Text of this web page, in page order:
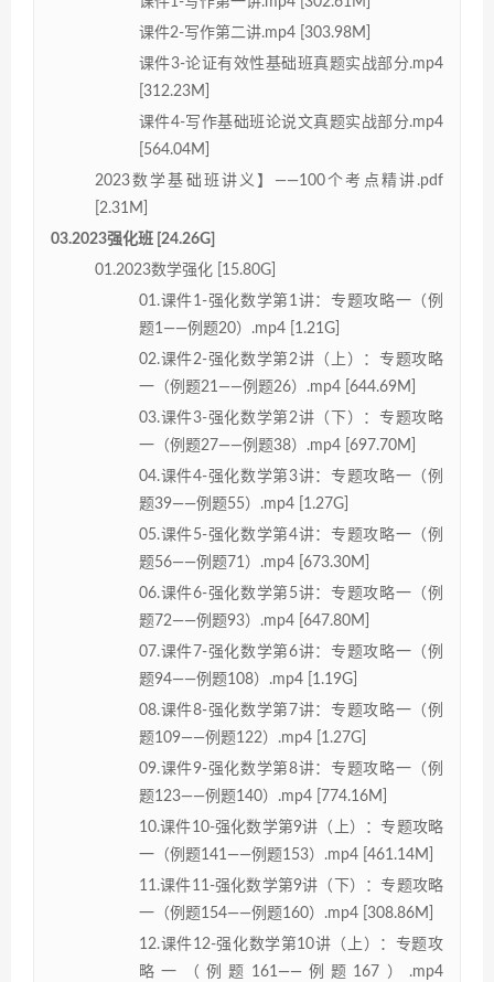
课件2-写作第二讲.mp4 [303.98M]
课件3-论证有效性基础班真题实战部分.mp4
[312.23M]
课件4-写作基础班论说文真题实战部分.mp4
[564.04M]
2023数学基础班讲义】——100个考点精讲.pdf
[2.31M]
03.2023强化班 [24.26G]
01.2023数学强化 [15.80G]
01.课件1-强化数学第1讲：专题攻略一（例
题1——例题20）.mp4 [1.21G]
02.课件2-强化数学第2讲（上）：专题攻略
一（例题21——例题26）.mp4 [644.69M]
03.课件3-强化数学第2讲（下）：专题攻略
一（例题27——例题38）.mp4 [697.70M]
04.课件4-强化数学第3讲：专题攻略一（例
题39——例题55）.mp4 [1.27G]
05.课件5-强化数学第4讲：专题攻略一（例
题56——例题71）.mp4 [673.30M]
06.课件6-强化数学第5讲：专题攻略一（例
题72——例题93）.mp4 [647.80M]
07.课件7-强化数学第6讲：专题攻略一（例
题94——例题108）.mp4 [1.19G]
08.课件8-强化数学第7讲：专题攻略一（例
题109——例题122）.mp4 [1.27G]
09.课件9-强化数学第8讲：专题攻略一（例
题123——例题140）.mp4 [774.16M]
10.课件10-强化数学第9讲（上）：专题攻略
一（例题141——例题153）.mp4 [461.14M]
11.课件11-强化数学第9讲（下）：专题攻略
一（例题154——例题160）.mp4 [308.86M]
12.课件12-强化数学第10讲（上）：专题攻
略一（例题161——例题167）.mp4